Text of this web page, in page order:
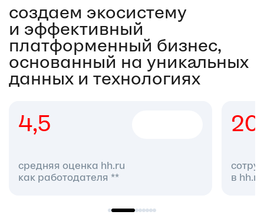
создаем экосистему
и эффективный
платформенный бизнес,
основанный на уникальных
данных и технологиях
2000+
сотрудников уже работают
в hh.ru